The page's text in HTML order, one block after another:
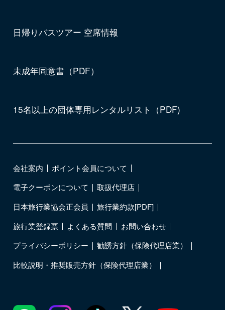
日帰りバスツアー 空席情報
未成年同意書（PDF）
15名以上の団体専用レンタルリスト（PDF)
会社案内
ポイント会員について
電子クーポンについて
取扱代理店
日本旅行業協会正会員
旅行業約款[PDF]
旅行業登録票
よくある質問
お問い合わせ
プライバシーポリシー
勧誘方針（保険代理店業）
比較説明・推奨販売方針（保険代理店業）